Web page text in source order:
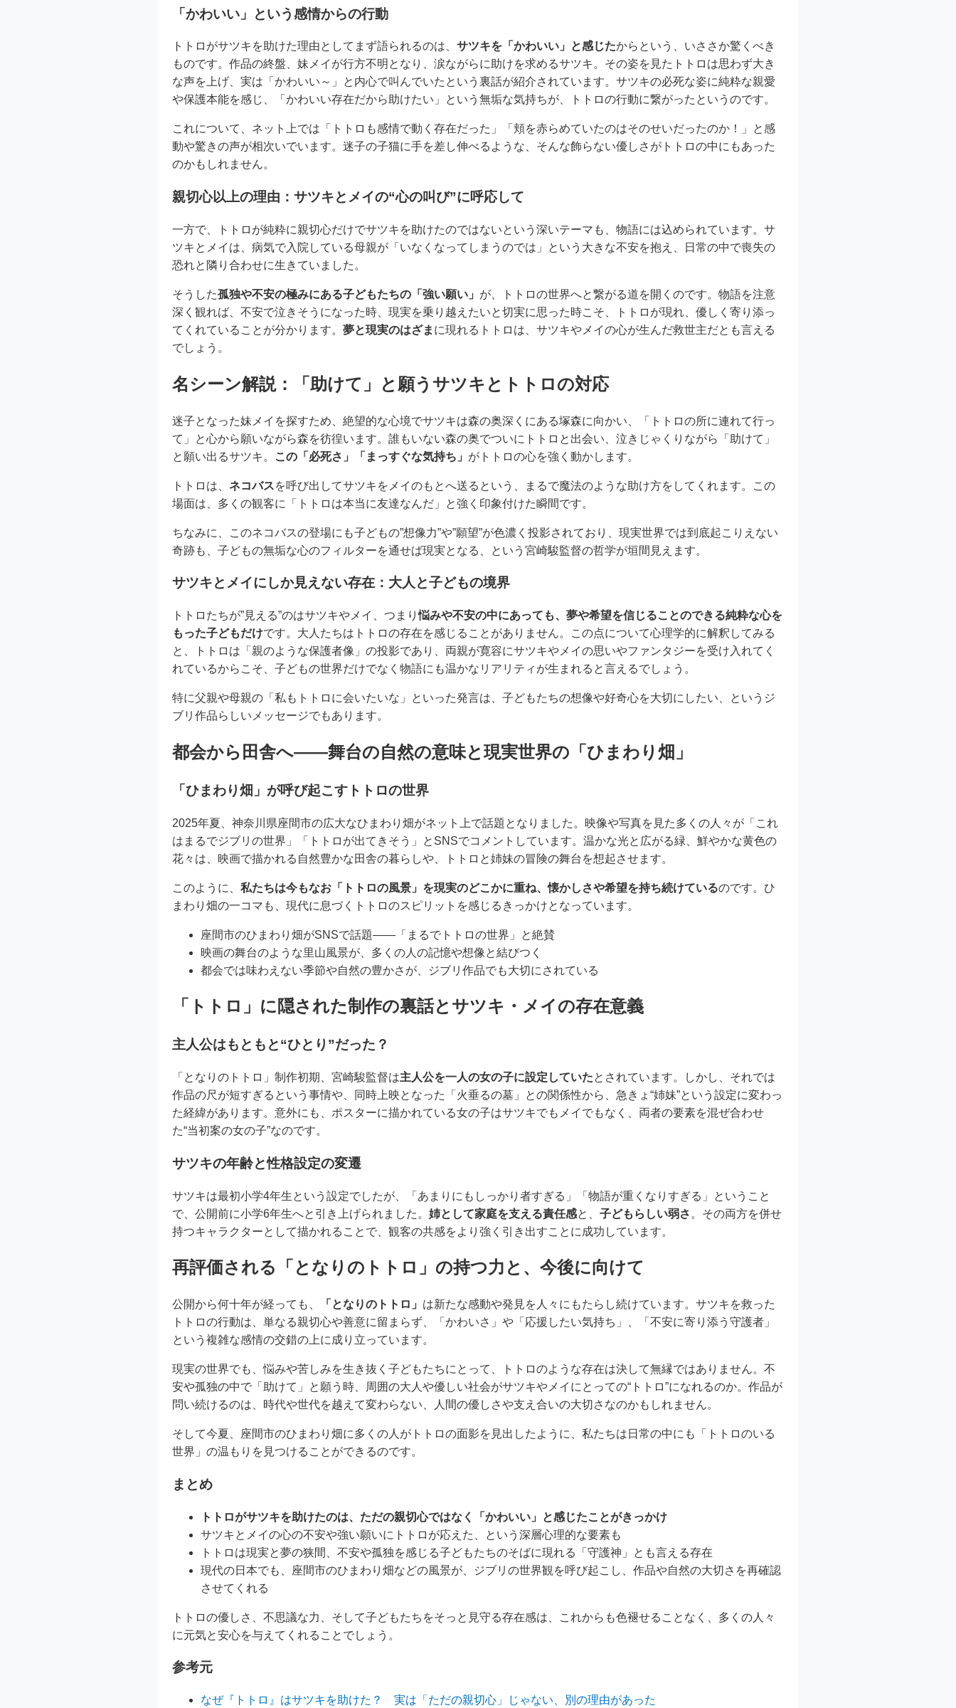
「かわいい」という感情からの行動
トトロがサツキを助けた理由としてまず語られるのは、 サツキを「かわいい」と感じたからという、いささか驚くべき
ものです。作品の終盤、妹メイが行方不明となり、涙ながらに助けを求めるサツキ。その姿を見たトトロは思わず大き
な声を上げ、実は「かわいい～」と内心で叫んでいたという裏話が紹介されています。サツキの必死な姿に純粋な親愛
や保護本能を感じ、「かわいい存在だから助けたい」という無垢な気持ちが、トトロの行動に繋がったというのです。
これについて、ネット上では「トトロも感情で動く存在だった」「頬を赤らめていたのはそのせいだったのか！」と感
動や驚きの声が相次いでいます。迷子の子猫に手を差し伸べるような、そんな飾らない優しさがトトロの中にもあった
のかもしれません。
親切心以上の理由：サツキとメイの“心の叫び”に呼応して
一方で、トトロが純粋に親切心だけでサツキを助けたのではないという深いテーマも、物語には込められています。サ
ツキとメイは、病気で入院している母親が「いなくなってしまうのでは」という大きな不安を抱え、日常の中で喪失の
恐れと隣り合わせに生きていました。
そうした孤独や不安の極みにある子どもたちの「強い願い」 が、トトロの世界へと繋がる道を開くのです。物語を注意
深く観れば、不安で泣きそうになった時、現実を乗り越えたいと切実に思った時こそ、トトロが現れ、優しく寄り添っ
てくれていることが分かります。 夢と現実のはざま に現れるトトロは、サツキやメイの心が生んだ救世主だとも言える
でしょう。
名シーン解説：「助けて」と願うサツキとトトロの対応
迷子となった妹メイを探すため、絶望的な心境でサツキは森の奥深くにある塚森に向かい、「トトロの所に連れて行っ
て」と心から願いながら森を彷徨います。誰もいない森の奥でついにトトロと出会い、泣きじゃくりながら「助けて」
と願い出るサツキ。
この「必死さ」「まっすぐな気持ち」 がトトロの心を強く動かします。
トトロは、 ネコバスを呼び出してサツキをメイのもとへ送るという、まるで魔法のような助け方をしてくれます。この
場面は、多くの観客に「トトロは本当に友達なんだ」と強く印象付けた瞬間です。
ちなみに、このネコバスの登場にも子どもの”想像力”や”願望”が色濃く投影されており、現実世界では到底起こりえない
奇跡も、子どもの無垢な心のフィルターを通せば現実となる、という宮崎駿監督の哲学が垣間見えます。
サツキとメイにしか見えない存在：大人と子どもの境界
トトロたちが”見える”のはサツキやメイ、つまり悩みや不安の中にあっても、夢や希望を信じることのできる純粋な心を
もった子どもだけです。大人たちはトトロの存在を感じることがありません。この点について心理学的に解釈してみる
と、トトロは「親のような保護者像」の投影であり、両親が寛容にサツキやメイの思いやファンタジーを受け入れてく
れているからこそ、子どもの世界だけでなく物語にも温かなリアリティが生まれると言えるでしょう。
特に父親や母親の「私もトトロに会いたいな」といった発言は、子どもたちの想像や好奇心を大切にしたい、というジ
ブリ作品らしいメッセージでもあります。
都会から田舎へ——舞台の自然の意味と現実世界の「ひまわり畑」
「ひまわり畑」が呼び起こすトトロの世界
2025年夏、神奈川県座間市の広大なひまわり畑がネット上で話題となりました。映像や写真を見た多くの人々が「これ
はまるでジブリの世界」「トトロが出てきそう」とSNSでコメントしています。温かな光と広がる緑、鮮やかな黄色の
花々は、映画で描かれる自然豊かな田舎の暮らしや、トトロと姉妹の冒険の舞台を想起させます。
このように、 私たちは今もなお「トトロの風景」を現実のどこかに重ね、懐かしさや希望を持ち続けているのです。ひ
まわり畑の一コマも、現代に息づくトトロのスピリットを感じるきっかけとなっています。
座間市のひまわり畑がSNSで話題——「まるでトトロの世界」と絶賛
映画の舞台のような里山風景が、多くの人の記憶や想像と結びつく
都会では味わえない季節や自然の豊かさが、ジブリ作品でも大切にされている
「トトロ」に隠された制作の裏話とサツキ・メイの存在意義
主人公はもともと“ひとり”だった？
「となりのトトロ」制作初期、宮崎駿監督は主人公を一人の女の子に設定していたとされています。しかし、それでは
作品の尺が短すぎるという事情や、同時上映となった「火垂るの墓」との関係性から、急きょ“姉妹”という設定に変わっ
た経緯があります。意外にも、ポスターに描かれている女の子はサツキでもメイでもなく、両者の要素を混ぜ合わせ
た“当初案の女の子”なのです。
サツキの年齢と性格設定の変遷
サツキは最初小学4年生という設定でしたが、「あまりにもしっかり者すぎる」「物語が重くなりすぎる」ということ
で、公開前に小学6年生へと引き上げられました。 姉として家庭を支える責任感と、 子どもらしい弱さ 。その両方を併せ
持つキャラクターとして描かれることで、観客の共感をより強く引き出すことに成功しています。
再評価される「となりのトトロ」の持つ力と、今後に向けて
公開から何十年が経っても、 「となりのトトロ」 は新たな感動や発見を人々にもたらし続けています。サツキを救った
トトロの行動は、単なる親切心や善意に留まらず、「かわいさ」や「応援したい気持ち」、「不安に寄り添う守護者」
という複雑な感情の交錯の上に成り立っています。
現実の世界でも、悩みや苦しみを生き抜く子どもたちにとって、トトロのような存在は決して無縁ではありません。不
安や孤独の中で「助けて」と願う時、周囲の大人や優しい社会がサツキやメイにとっての“トトロ”になれるのか。作品が
問い続けるのは、時代や世代を越えて変わらない、人間の優しさや支え合いの大切さなのかもしれません。
そして今夏、座間市のひまわり畑に多くの人がトトロの面影を見出したように、私たちは日常の中にも「トトロのいる
世界」の温もりを見つけることができるのです。
まとめ
トトロがサツキを助けたのは、ただの親切心ではなく「かわいい」と感じたことがきっかけ
サツキとメイの心の不安や強い願いにトトロが応えた、という深層心理的な要素も
トトロは現実と夢の狭間、不安や孤独を感じる子どもたちのそばに現れる「守護神」とも言える存在
現代の日本でも、座間市のひまわり畑などの風景が、ジブリの世界観を呼び起こし、作品や自然の大切さを再確認
させてくれる
トトロの優しさ、不思議な力、そして子どもたちをそっと見守る存在感は、これからも色褪せることなく、多くの人々
に元気と安心を与えてくれることでしょう。
参考元
なぜ『トトロ』はサツキを助けた？ 実は「ただの親切心」じゃない、別の理由があった